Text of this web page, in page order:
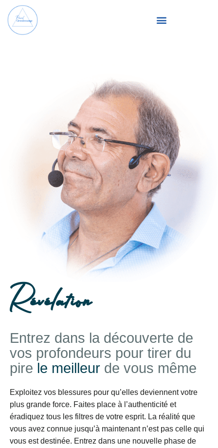
Révélation
Entrez dans la découverte de
vos profondeurs pour tirer du
pire le meilleur de vous même
Exploitez vos blessures pour qu’elles deviennent votre
plus grande force. Faites place à l’authenticité et
éradiquez tous les filtres de votre esprit. La réalité que
vous avez connue jusqu’à maintenant n’est pas celle qui
vous est destinée. Entrez dans une nouvelle phase de